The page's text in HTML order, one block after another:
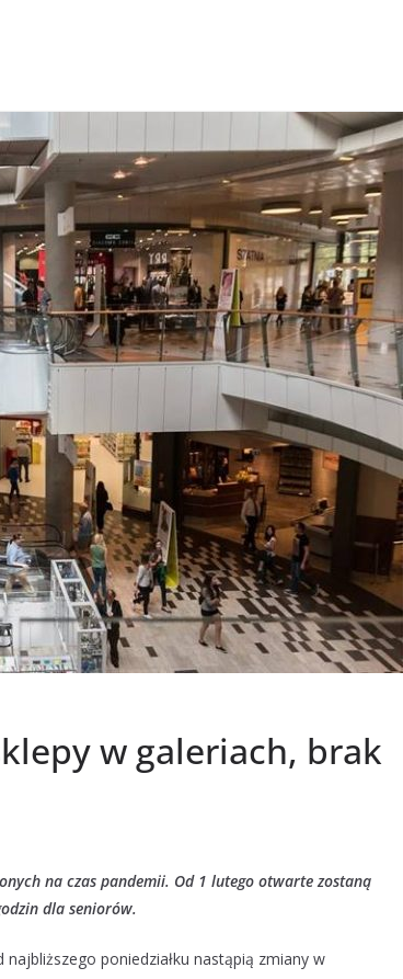
w galeriach, brak
na czas pandemii. Od 1 lutego otwarte zostaną
dla seniorów.
poniedziałku nastąpią zmiany w